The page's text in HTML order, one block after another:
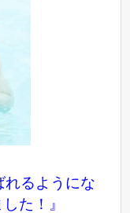
れるようにな
た！』